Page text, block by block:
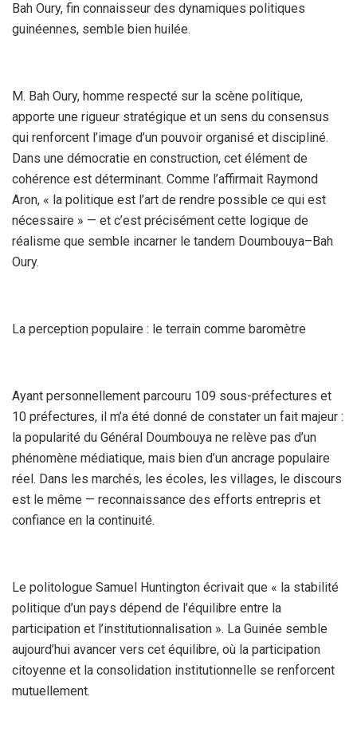
Bah Oury, fin connaisseur des dynamiques politiques
guinéennes, semble bien huilée.
M. Bah Oury, homme respecté sur la scène politique,
apporte une rigueur stratégique et un sens du consensus
qui renforcent l’image d’un pouvoir organisé et discipliné.
Dans une démocratie en construction, cet élément de
cohérence est déterminant. Comme l’affirmait Raymond
Aron, « la politique est l’art de rendre possible ce qui est
nécessaire » — et c’est précisément cette logique de
réalisme que semble incarner le tandem Doumbouya–Bah
Oury.
La perception populaire : le terrain comme baromètre
Ayant personnellement parcouru 109 sous-préfectures et
10 préfectures, il m’a été donné de constater un fait majeur :
la popularité du Général Doumbouya ne relève pas d’un
phénomène médiatique, mais bien d’un ancrage populaire
réel. Dans les marchés, les écoles, les villages, le discours
est le même — reconnaissance des efforts entrepris et
confiance en la continuité.
Le politologue Samuel Huntington écrivait que « la stabilité
politique d’un pays dépend de l’équilibre entre la
participation et l’institutionnalisation ». La Guinée semble
aujourd’hui avancer vers cet équilibre, où la participation
citoyenne et la consolidation institutionnelle se renforcent
mutuellement.